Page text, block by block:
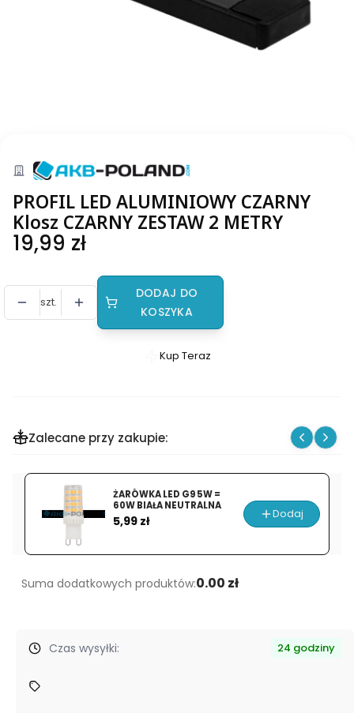
PROFIL LED ALUMINIOWY CZARNY
Klosz CZARNY ZESTAW 2 METRY
Cena
19,99 zł
szt.
DODAJ DO
KOSZYKA
Szybki
ALUMINIOWY
CZARNY
ZESTAW
METRY
Kup Teraz
Zalecane przy zakupie:
ŻARÓWKA LED G9 5W =
60W BIAŁA NEUTRALNA
Cena
5,99 zł Dodaj
Suma dodatkowych produktów:0.00 zł
Czas wysyłki: 24 godziny